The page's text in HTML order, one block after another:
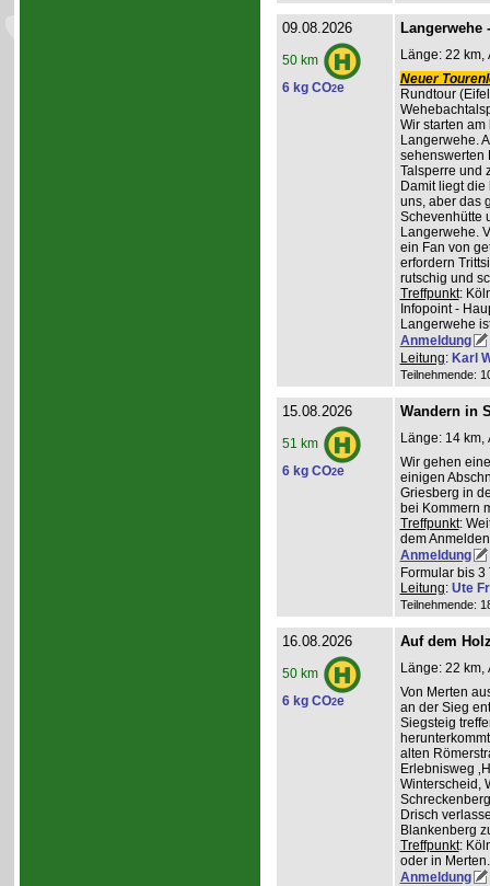
09.08.2026
50 km
6 kg CO2e
Langerwehe
Länge: 22 km,
Neuer
Rundtour
Wir starten
Langerwehe.
sehenswerten
Talsperre und
Damit liegt
uns, aber das
Schevenhütte
Langerwehe.
ein Fan von
erfordern
rutschig und
Treffpunkt:
Infopoint -
Langerwehe
Anmeldung
Leitung: Karl
Teilnehmende:
15.08.2026
51 km
6 kg CO2e
Wandern in
Länge: 14 km,
Wir gehen
einigen
Griesberg in
bei Kommern
Treffpunkt:
dem
Anmeldung
Formular bis 3
Leitung: Ute
Teilnehmende:
16.08.2026
50 km
6 kg CO2e
Auf dem
Länge: 22 km,
Von Merten
an der Sieg
Siegsteig
alten
Erlebnisweg
Winterscheid,
Drisch
Blankenberg
Treffpunkt:
oder in
Anmeldung